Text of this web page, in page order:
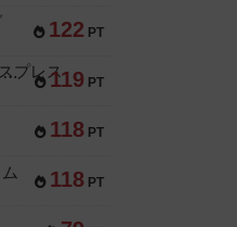
122 PT
119 PT
トランスオリエント・エクスプレス
118 PT
118 PT